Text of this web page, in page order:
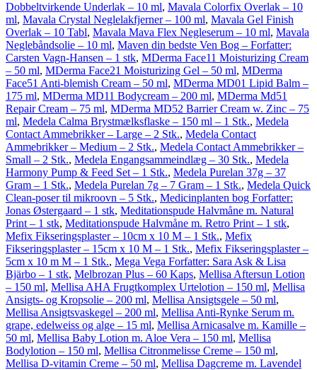
Dobbeltvirkende Underlak – 10 ml, Mavala Colorfix Overlak – 10
ml, Mavala Crystal Neglelakfjerner – 100 ml, Mavala Gel Finish
Overlak – 10 Tabl, Mavala Mava Flex Negleserum – 10 ml, Mavala
Neglebåndsolie – 10 ml, Maven din bedste Ven Bog – Forfatter:
Carsten Vagn-Hansen – 1 stk, MDerma Face11 Moisturizing Cream
– 50 ml, MDerma Face21 Moisturizing Gel – 50 ml, MDerma
Face51 Anti-blemish Cream – 50 ml, MDerma MD01 Lipid Balm –
175 ml, MDerma MD11 Bodycream – 200 ml, MDerma Md51
Repair Cream – 75 ml, MDerma MD52 Barrier Cream w. Zinc – 75
ml, Medela Calma Brystmælksflaske – 150 ml – 1 Stk., Medela
Contact Ammebrikker – Large – 2 Stk., Medela Contact
Ammebrikker – Medium – 2 Stk., Medela Contact Ammebrikker –
Small – 2 Stk., Medela Engangsammeindlæg – 30 Stk., Medela
Harmony Pump & Feed Set – 1 Stk., Medela Purelan 37g – 37
Gram – 1 Stk., Medela Purelan 7g – 7 Gram – 1 Stk., Medela Quick
Clean-poser til mikroovn – 5 Stk., Medicinplanten bog Forfatter:
Jonas Østergaard – 1 stk, Meditationspude Halvmåne m. Natural
Print – 1 stk, Meditationspude Halvmåne m. Retro Print – 1 stk,
Mefix Fikseringsplaster – 10cm x 10 M – 1 Stk., Mefix
Fikseringsplaster – 15cm x 10 M – 1 Stk., Mefix Fikseringsplaster –
5cm x 10 m M – 1 Stk., Mega Vega Forfatter: Sara Ask & Lisa
Bjärbo – 1 stk, Melbrozan Plus – 60 Kaps, Mellisa Aftersun Lotion
– 150 ml, Mellisa AHA Frugtkomplex Urtelotion – 150 ml, Mellisa
Ansigts- og Kropsolie – 200 ml, Mellisa Ansigtsgele – 50 ml,
Mellisa Ansigtsvaskegel – 200 ml, Mellisa Anti-Rynke Serum m.
grape, edelweiss og alge – 15 ml, Mellisa Arnicasalve m. Kamille –
50 ml, Mellisa Baby Lotion m. Aloe Vera – 150 ml, Mellisa
Bodylotion – 150 ml, Mellisa Citronmelisse Creme – 150 ml,
Mellisa D-vitamin Creme – 50 ml, Mellisa Dagcreme m. Lavendel